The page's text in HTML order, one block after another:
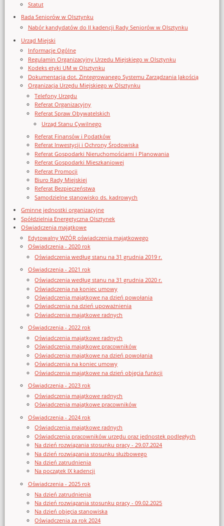
Statut
Rada Seniorów w Olsztynku
Nabór kandydatów do II kadencji Rady Seniorów w Olsztynku
Urząd Miejski
Informacje Ogólne
Regulamin Organizacyjny Urzedu Miejskiego w Olsztynku
Kodeks etyki UM w Olsztynku
Dokumentacja dot. Zintegrowanego Systemu Zarządzania Jakością
Organizacja Urzędu Miejskiego w Olsztynku
Telefony Urzędu
Referat Organizacyjny
Referat Spraw Obywatelskich
Urząd Stanu Cywilnego
Referat Finansów i Podatków
Referat Inwestycji i Ochrony Środowiska
Referat Gospodarki Nieruchomościami i Planowania
Referat Gospodarki Mieszkaniowej
Referat Promocji
Biuro Rady Miejskiej
Referat Bezpieczeństwa
Samodzielne stanowisko ds. kadrowych
Gminne jednostki organizacyjne
Spółdzielnia Energetyczna Olsztynek
Oświadczenia majątkowe
Edytowalny WZÓR oświadczenia majątkowego
Oświadczenia - 2020 rok
Oświadczenia według stanu na 31 grudnia 2019 r.
Oświadczenia - 2021 rok
Oświadczenia według stanu na 31 grudnia 2020 r.
Oświadczenia na koniec umowy
Oświadczenia majątkowe na dzień powołania
Oświadczenia na dzień upoważnienia
Oświadczenia majątkowe radnych
Oświadczenia - 2022 rok
Oświadczenia majątkowe radnych
Oświadczenia majątkowe pracowników
Oświadczenia majątkowe na dzień powołania
Oświadczenia na koniec umowy
Oświadczenia majątkowe na dzień objęcia funkcji
Oświadczenia - 2023 rok
Oświadczenia majątkowe radnych
Oświadczenia majątkowe pracowników
Oświadczenia - 2024 rok
Oświadczenia majątkowe radnych
Oświadczenia pracowników urzędu oraz jednostek podległych
Na dzień rozwiązania stosunku pracy - 29.07.2024
Na dzień rozwiązania stosunku służbowego
Na dzień zatrudnienia
Na początek IX kadencji
Oświadczenia - 2025 rok
Na dzień zatrudnienia
Na dzień rozwiązania stosunku pracy - 09.02.2025
Na dzień objęcia stanowiska
Oświadczenia za rok 2024